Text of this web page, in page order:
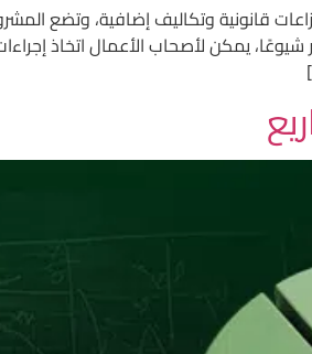
نزاعات قانونية وتكاليف إضافية،
شيوعًا، يمكن لأصحاب الأعمال اتخاذ